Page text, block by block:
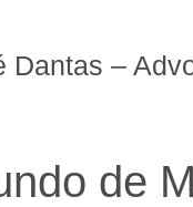
Dantas –
de